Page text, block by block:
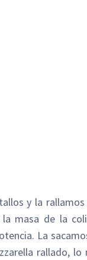
y la
masa de la
La
rallado,